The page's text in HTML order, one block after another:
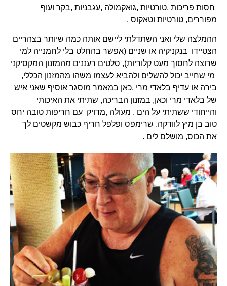
חסות פריכות ,טורטיות ,גואקמולה ,עגבניות ,בקר ועוף
מפוררים, טורטיות וטאקוס .
ההמלצה שלי ואני השתדלתי ליישם אותה כמה שיותר בצהריים
הצטיידו בנקניקיה או שניים (אפשר בהחלט בלי לחמנייה למי
שרוצה לחסוך מעט קלוריות), סלטים רעננים מהמזנון המקסיקני
מי שחייב יכול להשלים ולהביא לעצמו משהו מהמזנון הכללי,
בירה או עדיף בלאדי מרי .כאן במאמר מוסגר אוסיף שאני איש
של בלאדי מרי וכאן, במזנון הבריכה, שתיתי את האיכותי
והייחודי ששתיתי על הים . מעולה ,מדויק עם חריפות טובה יחס
טוב בן מיץ לוודקה, שרימפס ופלפל חריף כבוש מקשטים לך
את הכוס, מושלם לים .